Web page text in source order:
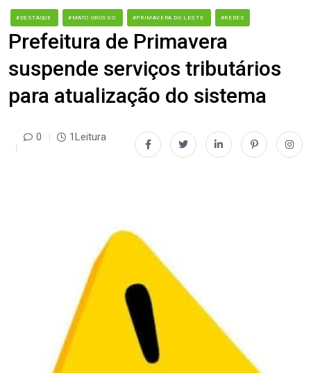
#DESTAQUE #MATO GROSSO #PRIMAVERA DO LESTE #REDES
Prefeitura de Primavera
suspende serviços tributários
para atualização do sistema
0 1Leitura